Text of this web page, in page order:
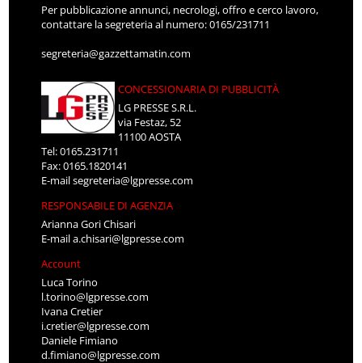
Per pubblicazione annunci, necrologi, offro e cerco lavoro,
contattare la segreteria al numero: 0165/231711
segreteria@gazzettamatin.com
CONCESSIONARIA DI PUBBLICITÀ
LG PRESSE S.R.L.
via Festaz, 52
11100 AOSTA
Tel: 0165.231711
Fax: 0165.1820141
E-mailsegreteria@lgpresse.com
RESPONSABILE DI AGENZIA
Arianna Gori Chisari
E-maila.chisari@lgpresse.com
Account
Luca Torino
l.torino@lgpresse.com
Ivana Cretier
i.cretier@lgpresse.com
Daniele Fimiano
d.fimiano@lgpresse.com